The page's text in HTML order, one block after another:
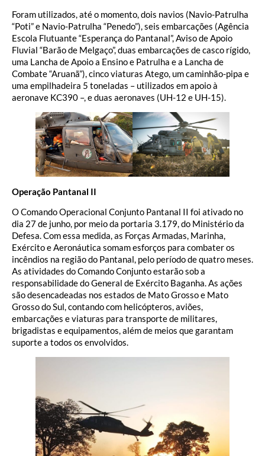
Foram utilizados, até o momento, dois navios (Navio-Patrulha
“Poti” e Navio-Patrulha “Penedo”), seis embarcações (Agência
Escola Flutuante “Esperança do Pantanal”, Aviso de Apoio
Fluvial “Barão de Melgaço”, duas embarcações de casco rígido,
uma Lancha de Apoio a Ensino e Patrulha e a Lancha de
Combate “Aruanã”), cinco viaturas Atego, um caminhão-pipa e
uma empilhadeira 5 toneladas – utilizados em apoio à
aeronave KC390 –, e duas aeronaves (UH-12 e UH-15).
Operação Pantanal II
O Comando Operacional Conjunto Pantanal II foi ativado no
dia 27 de junho, por meio da portaria 3.179, do Ministério da
Defesa. Com essa medida, as Forças Armadas, Marinha,
Exército e Aeronáutica somam esforços para combater os
incêndios na região do Pantanal, pelo período de quatro meses.
As atividades do Comando Conjunto estarão sob a
responsabilidade do General de Exército Baganha. As ações
são desencadeadas nos estados de Mato Grosso e Mato
Grosso do Sul, contando com helicópteros, aviões,
embarcações e viaturas para transporte de militares,
brigadistas e equipamentos, além de meios que garantam
suporte a todos os envolvidos.